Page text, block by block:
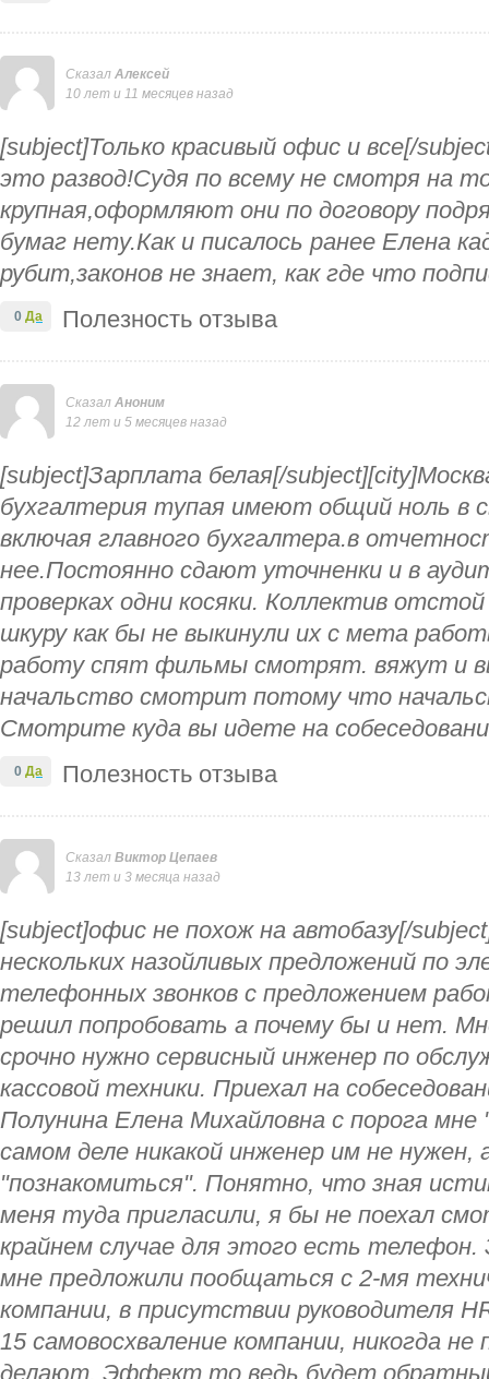
Сказал Алексей
10 лет и 11 месяцев назад
[subject]Только красивый офис и все[/
это развод!Судя по всему не смотря на
крупная,оформляют они по договору
бумаг нету.Как и писалось ранее Елена
рубит,законов не знает, как где что
Полезность отзыва
0 Да
Сказал Аноним
12 лет и 5 месяцев назад
[subject]Зарплата белая[/
бухгалтерия тупая имеют общий ноль в
включая главного бухгалтера.в
нее.Постоянно сдают уточненки и в
проверках одни косяки. Коллектив
шкуру как бы не выкинули их с мета
работу спят фильмы смотрят. вяжут и
начальство смотрит потому что
Смотрите куда вы идете на
Полезность отзыва
0 Да
Сказал Виктор Цепаев
13 лет и 3 месяца назад
[subject]офис не похож на автобазу[/
нескольких назойливых предложений по
телефонных звонков с предложением
решил попробовать а почему бы и нет.
срочно нужно сервисный инженер по
кассовой техники. Приехал на
Полунина Елена Михайловна с порога мне
самом деле никакой инженер им не нужен,
"познакомиться". Понятно, что зная
меня туда пригласили, я бы не поехал
крайнем случае для этого есть телефон.
мне предложили пообщаться с 2-мя
компании, в присутствии руководителя
15 самовосхваление компании, никогда
делают. Эффект то ведь будет